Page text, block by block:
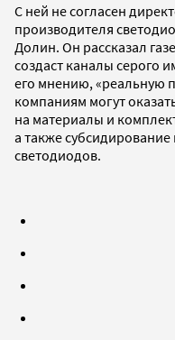
С ней не согласен
производителя
Долин. Он рассказал
создаст каналы серого
его мнению, «реальную
компаниям могут
на материалы и
а также
светодиодов.